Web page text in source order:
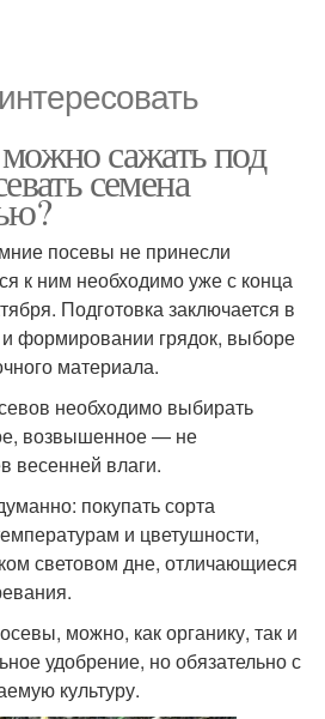
сажать под
семена
посевы не принесли
к ним необходимо уже с конца
Подготовка заключается в
формировании грядок, выборе
материала.
необходимо выбирать
возвышенное — не
весенней влаги.
покупать сорта
и цветушности,
световом дне, отличающиеся
можно, как органику, так и
удобрение, но обязательно с
культуру.